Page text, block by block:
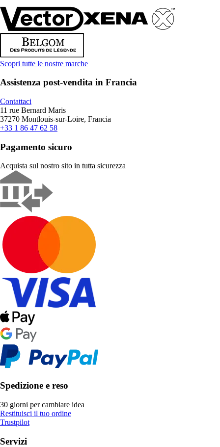
Scopri tutte le nostre marche
Assistenza post-vendita in Francia
Contattaci
11 rue Bernard Maris
37270 Montlouis-sur-Loire, Francia
+33 1 86 47 62 58
Pagamento sicuro
Acquista sul nostro sito in tutta sicurezza
Spedizione e reso
30 giorni per cambiare idea
Restituisci il tuo ordine
Trustpilot
Servizi